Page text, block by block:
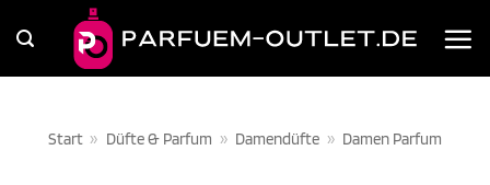
Inhalt
springen
Start » Düfte & Parfum » Damendüfte » Damen Parfum